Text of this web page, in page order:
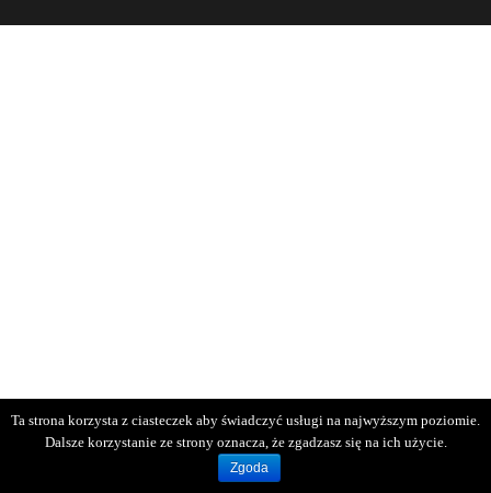
Ta strona korzysta z ciasteczek aby świadczyć usługi na najwyższym poziomie.
Dalsze korzystanie ze strony oznacza, że zgadzasz się na ich użycie.
Zgoda